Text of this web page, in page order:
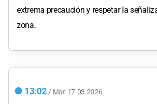
extrema precaución y respetar la
zona.
13:02 / Mar. 17.03.2026